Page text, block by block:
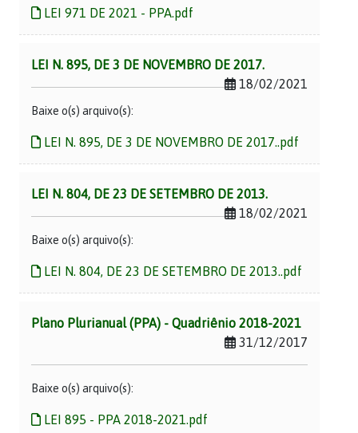
LEI 971 DE 2021 - PPA.pdf
LEI N. 895, DE 3 DE NOVEMBRO DE 2017.
18/02/2021
Baixe o(s) arquivo(s):
LEI N. 895, DE 3 DE NOVEMBRO DE 2017..pdf
LEI N. 804, DE 23 DE SETEMBRO DE 2013.
18/02/2021
Baixe o(s) arquivo(s):
LEI N. 804, DE 23 DE SETEMBRO DE 2013..pdf
Plano Plurianual (PPA) - Quadriênio 2018-2021
31/12/2017
Baixe o(s) arquivo(s):
LEI 895 - PPA 2018-2021.pdf